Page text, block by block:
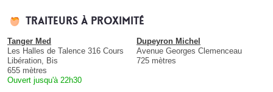
Traiteurs à proximité
Tanger Med
Les Halles de Talence 316 Cours
Libération, Bis
655 mètres
Ouvert jusqu'à 22h30
Dupeyron Michel
Avenue Georges Clemenceau
725 mètres